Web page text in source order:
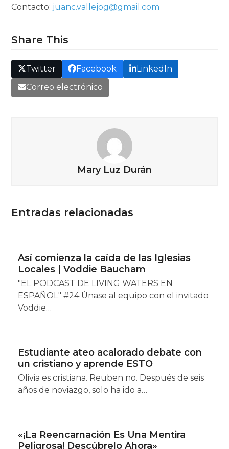
Contacto: juanc.vallejog@gmail.com
Share This
Twitter Facebook
LinkedIn
Correo electrónico
Mary Luz Durán
Entradas relacionadas
Así comienza la caída de las Iglesias
Locales | Voddie Baucham
"EL PODCAST DE LIVING WATERS EN
ESPAÑOL" #24 Únase al equipo con el invitado
Voddie…
Estudiante ateo acalorado debate con
un cristiano y aprende ESTO
Olivia es cristiana. Reuben no. Después de seis
años de noviazgo, solo ha ido a…
«¡La Reencarnación Es Una Mentira
Peligrosa! Descúbrelo Ahora»